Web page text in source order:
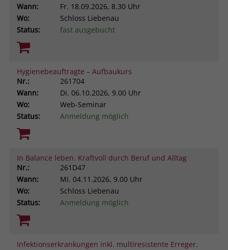
Wann:
Fr. 18.09.2026, 8.30 Uhr
Wo:
Schloss Liebenau
Status:
fast ausgebucht
Hygienebeauftragte – Aufbaukurs
Nr.:
261704
Wann:
Di. 06.10.2026, 9.00 Uhr
Wo:
Web-Seminar
Status:
Anmeldung möglich
In Balance leben. Kraftvoll durch Beruf und Alltag
Nr.:
261D47
Wann:
Mi. 04.11.2026, 9.00 Uhr
Wo:
Schloss Liebenau
Status:
Anmeldung möglich
Infektionserkrankungen inkl. multiresistente Erreger.